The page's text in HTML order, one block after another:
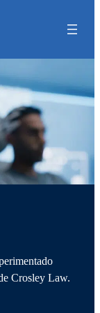
Crosley Law.